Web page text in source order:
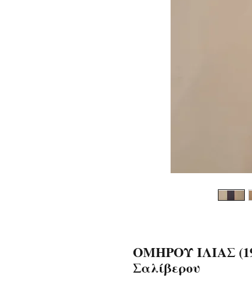
ΟΜΗΡΟΥ ΙΛΙΑΣ
Σαλίβερου